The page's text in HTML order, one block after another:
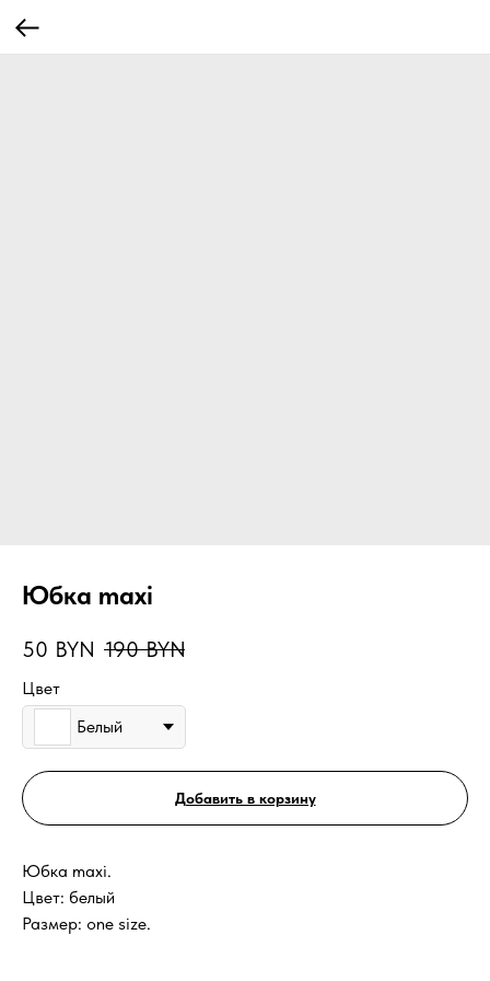
Юбка maxi
50 BYN 190 BYN
Цвет
Белый
Добавить в корзину
Юбка maxi.
Цвет: белый
Размер: one size.